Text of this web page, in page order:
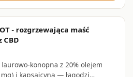
- rozgrzewająca maść
CBD
konopna z 20% olejem
i kapsaicyną — łagodzi